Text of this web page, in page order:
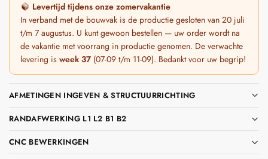
Levertijd tijdens onze zomervakantie
In verband met de bouwvak is de productie gesloten van 20 juli
t/m 7 augustus. U kunt gewoon bestellen — uw order wordt na
de vakantie met voorrang in productie genomen. De verwachte
levering is week 37 (07-09 t/m 11-09). Bedankt voor uw begrip!
AFMETINGEN INGEVEN & STRUCTUURRICHTING
RANDAFWERKING L1 L2 B1 B2
CNC BEWERKINGEN